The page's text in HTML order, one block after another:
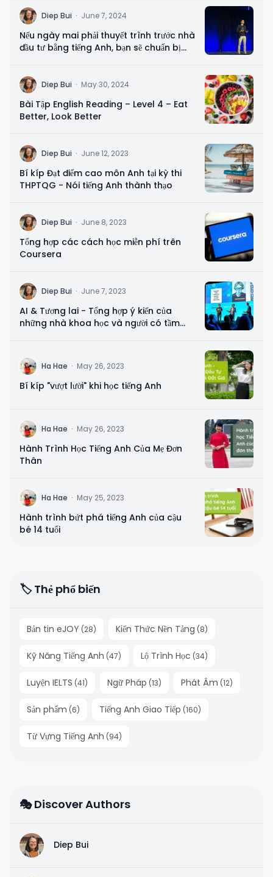
D Diep Bui · June 7, 2024
Nếu ngày mai phải thuyết trình trước nhà
đầu tư bằng tiếng Anh, bạn sẽ chuẩn bị
D Diep Bui · May 30, 2024
Bài Tập English Reading – Level 4 – Eat
Better, Look Better
D Diep Bui · June 12, 2023
Bí kíp Đạt điểm cao môn Anh tại kỳ thi
THPTQG - Nói tiếng Anh thành thạo
D Diep Bui · June 8, 2023
Tổng hợp các cách học miễn phí trên
Coursera
D Diep Bui · June 7, 2023
AI & Tương lai - Tổng hợp ý kiến của
những nhà khoa học và người có tầm
H Ha Hae · May 26, 2023
Bí kíp "vượt lười" khi học tiếng Anh
H Ha Hae · May 26, 2023
Hành Trình Học Tiếng Anh Của Mẹ Đơn
Thân
H Ha Hae · May 25, 2023
Hành trình bứt phá tiếng Anh của cậu
bé 14 tuổi
🏷️ Thẻ phổ biến
Bản tin eJOY (28) Kiến Thức Nền Tảng (8)
Kỹ Năng Tiếng Anh (47) Lộ Trình Học (34)
Luyện IELTS (41) Ngữ Pháp (13) Phát Âm (12)
Sản phẩm (6) Tiếng Anh Giao Tiếp (160)
Từ Vựng Tiếng Anh (94)
🎭 Discover Authors
D Diep Bui